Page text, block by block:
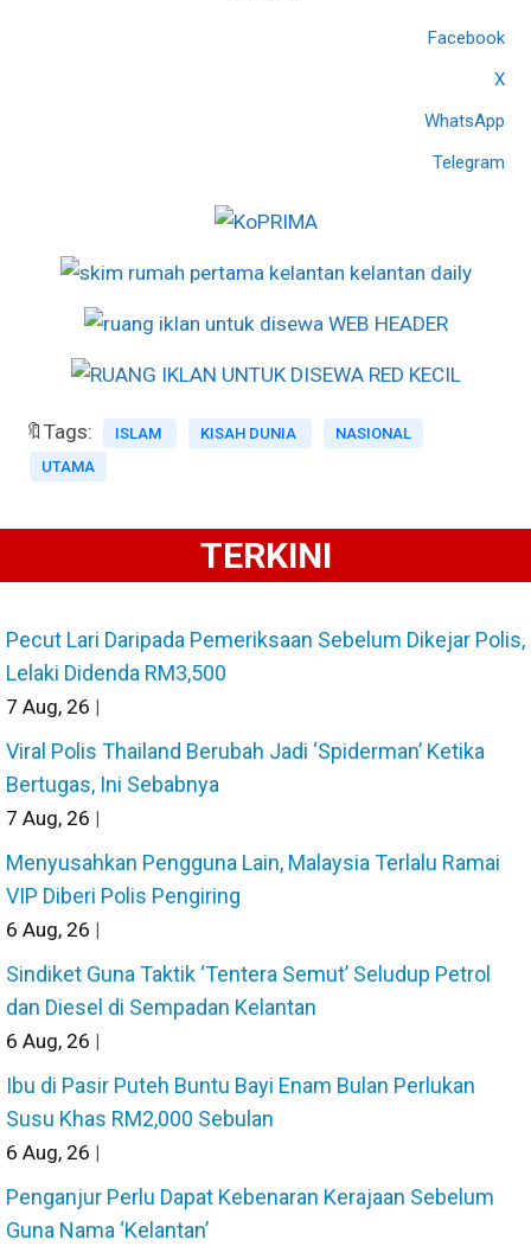
Facebook
X
WhatsApp
Telegram
🔖Tags: ISLAM KISAH DUNIA
NASIONAL
UTAMA
TERKINI
Pecut Lari Daripada Pemeriksaan Sebelum Dikejar Polis,
Lelaki Didenda RM3,500
7 Aug, 26 |
Viral Polis Thailand Berubah Jadi ‘Spiderman’ Ketika
Bertugas, Ini Sebabnya
7 Aug, 26 |
Menyusahkan Pengguna Lain, Malaysia Terlalu Ramai
VIP Diberi Polis Pengiring
6 Aug, 26 |
Sindiket Guna Taktik ‘Tentera Semut’ Seludup Petrol
dan Diesel di Sempadan Kelantan
6 Aug, 26 |
Ibu di Pasir Puteh Buntu Bayi Enam Bulan Perlukan
Susu Khas RM2,000 Sebulan
6 Aug, 26 |
Penganjur Perlu Dapat Kebenaran Kerajaan Sebelum
Guna Nama ‘Kelantan’